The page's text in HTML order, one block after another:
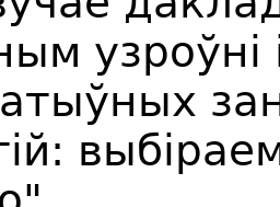
узроўні